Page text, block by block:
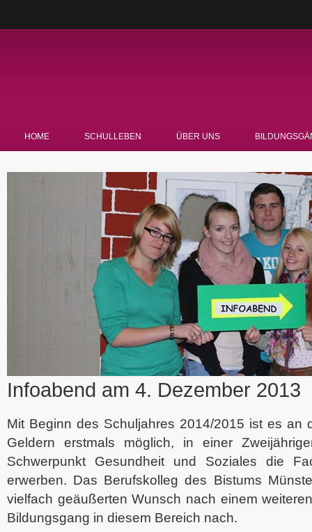
HOME SCHULLEBEN ÜBER UNS
Infoabend am 4. Dezember 2013
Mit Beginn des Schuljahres 2014/2015 ist es an
Geldern erstmals möglich, in einer
Schwerpunkt Gesundheit und Soziales die
erwerben. Das Berufskolleg des Bistums
vielfach geäußerten Wunsch nach einem
Bildungsgang in diesem Bereich nach.